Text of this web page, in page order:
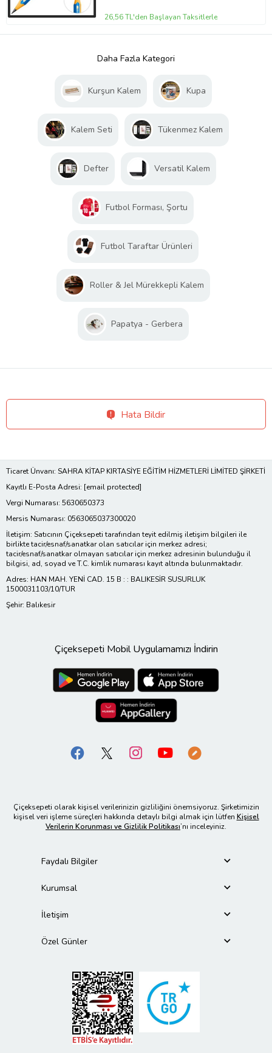
26,56 TL'den Başlayan Taksitlerle
Daha Fazla Kategori
Kurşun Kalem Kupa
Kalem Seti Tükenmez Kalem
Defter Versatil Kalem
Futbol Forması, Şortu
Futbol Taraftar Ürünleri
Roller & Jel Mürekkepli Kalem
Papatya - Gerbera
Hata Bildir
Ticaret Ünvanı: SAHRA KİTAP KIRTASİYE EĞİTİM HİZMETLERİ LİMİTED ŞİRKETİ
Kayıtlı E-Posta Adresi: [email protected]
Vergi Numarası: 5630650373
Mersis Numarası: 0563065037300020
İletişim: Satıcının Çiçeksepeti tarafından teyit edilmiş iletişim bilgileri ile
birlikte tacir/esnaf/sanatkar olan satıcılar için merkez adresi;
tacir/esnaf/sanatkar olmayan satıcılar için merkez adresinin bulunduğu il
bilgisi, ad, soyad ve T.C. kimlik numarası kayıt altında bulunmaktadır.
Adres: HAN MAH. YENİ CAD. 15 B : : BALIKESİR SUSURLUK
1500031103/10/TUR
Şehir: Balıkesir
Çiçeksepeti Mobil Uygulamamızı İndirin
Çiçeksepeti olarak kişisel verilerinizin gizliliğini önemsiyoruz. Şirketimizin
kişisel veri işleme süreçleri hakkında detaylı bilgi almak için lütfen Kişisel
Verilerin Korunması ve Gizlilik Politikası’nı inceleyiniz.
Faydalı Bilgiler
Kurumsal
İletişim
Özel Günler